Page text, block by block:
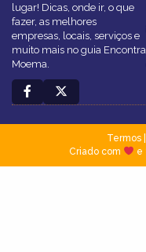
lugar! Dicas, onde ir, o que
fazer, as melhores
empresas, locais, serviços e
muito mais no guia Encontra
Moema.
Termos|
Criado com
e